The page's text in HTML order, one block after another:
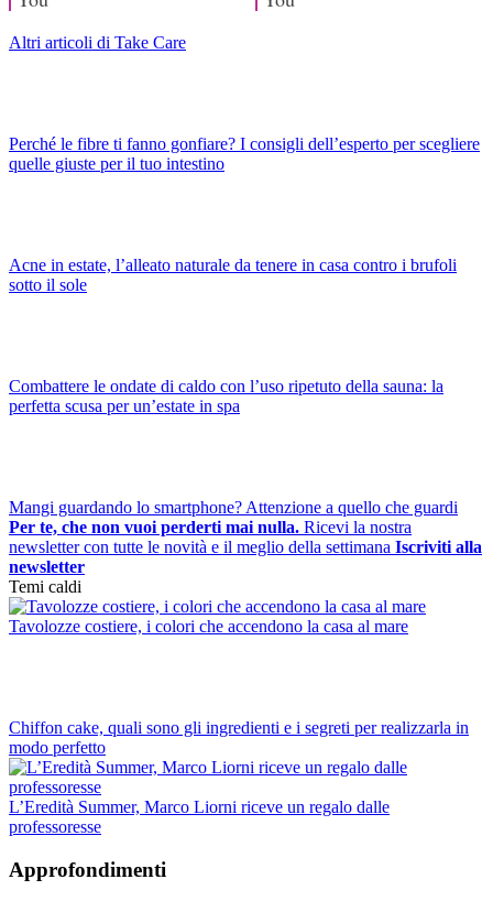
Altri articoli di Take Care
Perché le fibre ti fanno gonfiare? I consigli dell’esperto per scegliere
quelle giuste per il tuo intestino
Acne in estate, l’alleato naturale da tenere in casa contro i brufoli
sotto il sole
Combattere le ondate di caldo con l’uso ripetuto della sauna: la
perfetta scusa per un’estate in spa
Mangi guardando lo smartphone? Attenzione a quello che guardi
Per te, che non vuoi perderti mai nulla. Ricevi la nostra
newsletter con tutte le novità e il meglio della settimana Iscriviti alla
newsletter
Temi caldi
Tavolozze costiere, i colori che accendono la casa al mare
Chiffon cake, quali sono gli ingredienti e i segreti per realizzarla in
modo perfetto
L’Eredità Summer, Marco Liorni riceve un regalo dalle
professoresse
Approfondimenti